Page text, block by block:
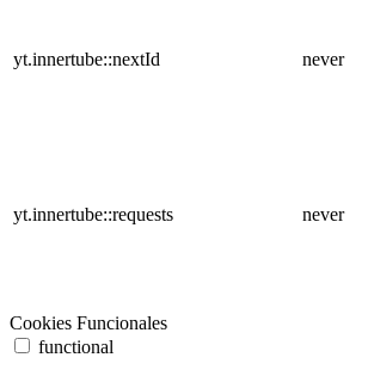
yt.innertube::nextId never
yt.innertube::requests never
Cookies Funcionales
functional